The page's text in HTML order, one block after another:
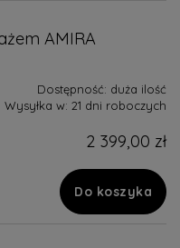
AMIRA
Dostępność: duża ilość
Wysyłka w: 21 dni roboczych
2 399,00 zł
Do koszyka